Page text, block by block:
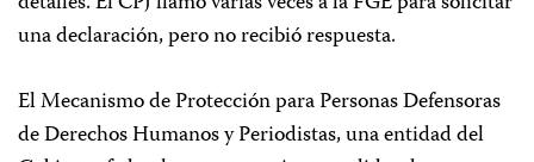
una declaración, pero no recibió respuesta.
El Mecanismo de Protección para Personas Defensoras
de Derechos Humanos y Periodistas, una entidad del